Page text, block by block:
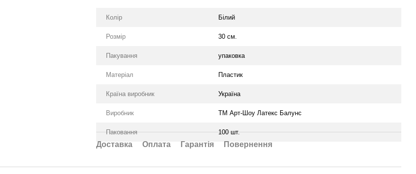
Колір Білий
Розмір 30 см.
Пакування упаковка
Матеріал Пластик
Країна виробник Україна
Виробник ТМ Арт-Шоу Латекс Балунс
Паковання 100 шт.
Доставка Оплата Гарантія Повернення